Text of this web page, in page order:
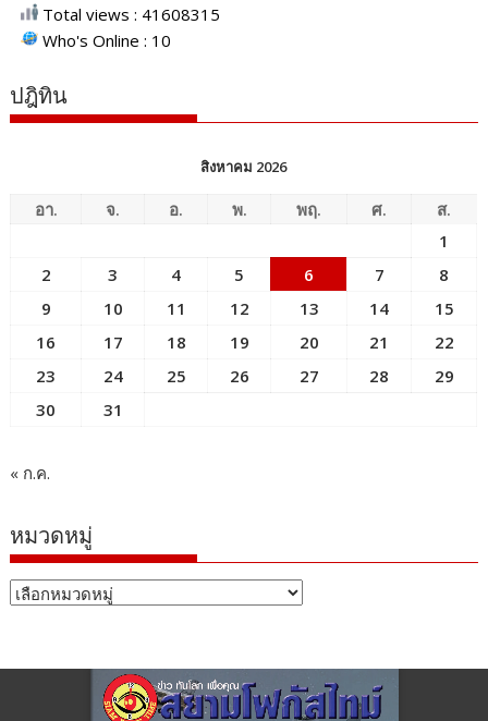
Total views : 41608315
Who's Online : 10
ปฎิทิน
สิงหาคม 2026
อา. จ. อ. พ. พฤ. ศ.
ส.
1
2
3 4 5 6 7
8
9
10 11 12 13 14
15
16
17 18 19 20 21
22
23
24 25 26 27 28
29
30
31
« ก.ค.
หมวดหมู่
หมวด